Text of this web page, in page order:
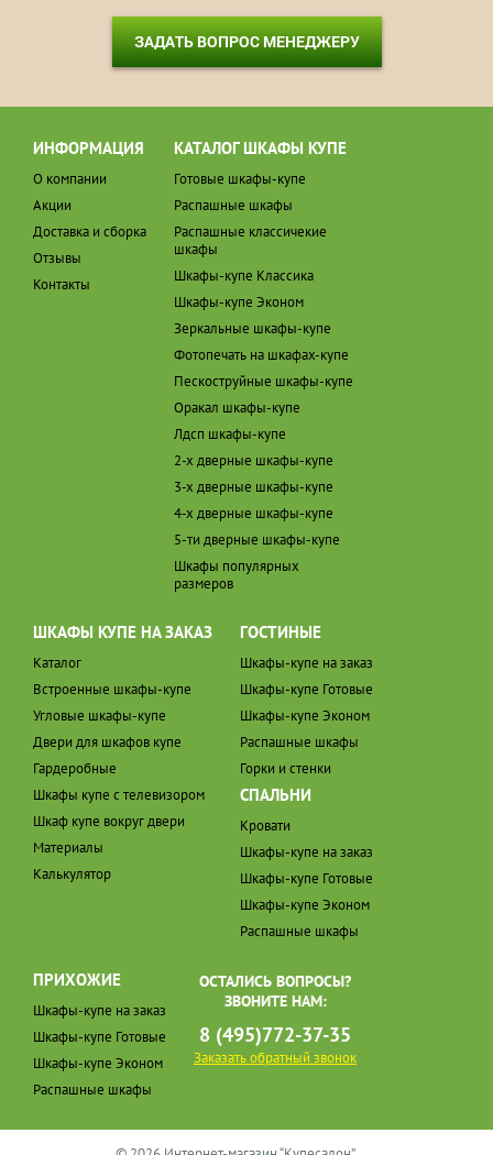
ЗАДАТЬ ВОПРОС МЕНЕДЖЕРУ
ИНФОРМАЦИЯ
О компании
Акции
Доставка и сборка
Отзывы
Контакты
КАТАЛОГ ШКАФЫ КУПЕ
Готовые шкафы-купе
Распашные шкафы
Распашные классичекие
шкафы
Шкафы-купе Классика
Шкафы-купе Эконом
Зеркальные шкафы-купе
Фотопечать на шкафах-купе
Пескоструйные шкафы-купе
Оракал шкафы-купе
Лдсп шкафы-купе
2-х дверные шкафы-купе
3-х дверные шкафы-купе
4-х дверные шкафы-купе
5-ти дверные шкафы-купе
Шкафы популярных
размеров
ШКАФЫ КУПЕ НА ЗАКАЗ
Каталог
Встроенные шкафы-купе
Угловые шкафы-купе
Двери для шкафов купе
Гардеробные
Шкафы купе с телевизором
Шкаф купе вокруг двери
Материалы
Калькулятор
ГОСТИНЫЕ
Шкафы-купе на заказ
Шкафы-купе Готовые
Шкафы-купе Эконом
Распашные шкафы
Горки и стенки
СПАЛЬНИ
Кровати
Шкафы-купе на заказ
Шкафы-купе Готовые
Шкафы-купе Эконом
Распашные шкафы
ПРИХОЖИЕ
Шкафы-купе на заказ
Шкафы-купе Готовые
Шкафы-купе Эконом
Распашные шкафы
ОСТАЛИСЬ ВОПРОСЫ?
ЗВОНИТЕ НАМ:
8 (495)772-37-35
Заказать обратный звонок